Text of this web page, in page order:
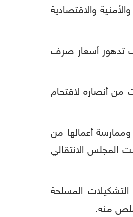
والاقتصادية
تدهور أسعار صرف
من أنصاره لاقتحام
أعمالها من
المجلس الانتقالي
المسلحة
منه.